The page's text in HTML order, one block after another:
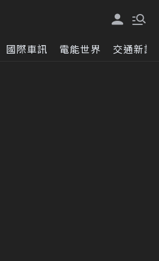
國際車訊 電能世界 交通新訊